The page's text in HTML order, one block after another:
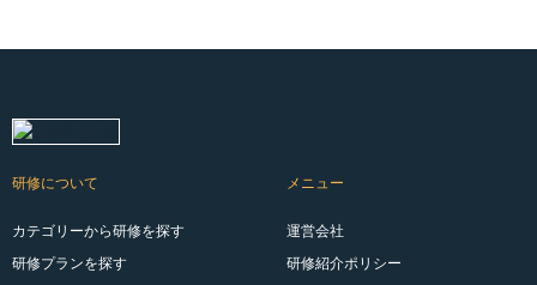
研修について
カテゴリーから研修を探す
研修プランを探す
メニュー
運営会社
研修紹介ポリシー